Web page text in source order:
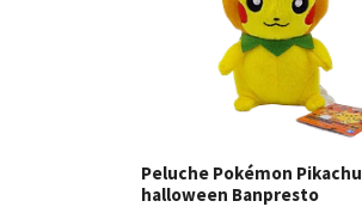
Peluche Pokémon Pikachu
halloween Banpresto